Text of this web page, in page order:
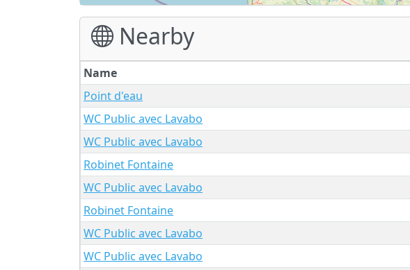
Nearby
Name
Point d'eau
WC Public avec Lavabo
WC Public avec Lavabo
Robinet Fontaine
WC Public avec Lavabo
Robinet Fontaine
WC Public avec Lavabo
WC Public avec Lavabo